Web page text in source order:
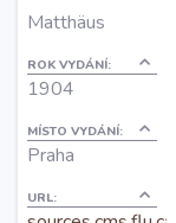
Matthäus
ROK VYDÁNÍ:
1904
MÍSTO VYDÁNÍ:
Praha
URL: